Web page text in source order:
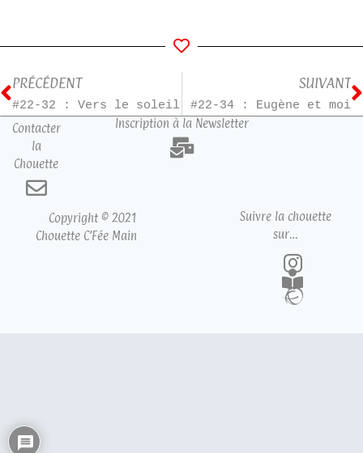
PRÉCÉDENT
#22-32 : Vers le soleil
SUIVANT
#22-34 : Eugène et moi
Contacter
la
Chouette
Inscription à la Newsletter
Copyright © 2021
Chouette C’Fée Main
Suivre la chouette
sur…